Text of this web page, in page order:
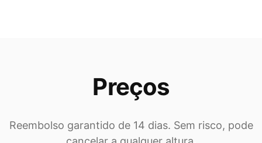
Preços
Reembolso garantido de 14 dias. Sem risco, pode